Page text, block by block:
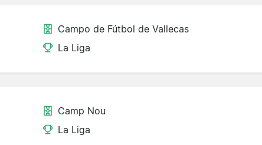
Campo de Fútbol de Vallecas
La Liga
Camp Nou
La Liga